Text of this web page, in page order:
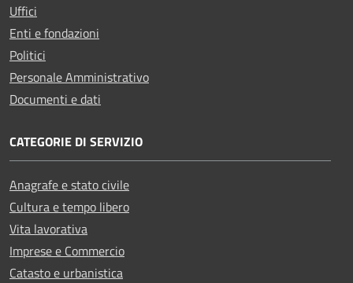
Uffici
Enti e fondazioni
Politici
Personale Amministrativo
Documenti e dati
CATEGORIE DI SERVIZIO
Anagrafe e stato civile
Cultura e tempo libero
Vita lavorativa
Imprese e Commercio
Catasto e urbanistica